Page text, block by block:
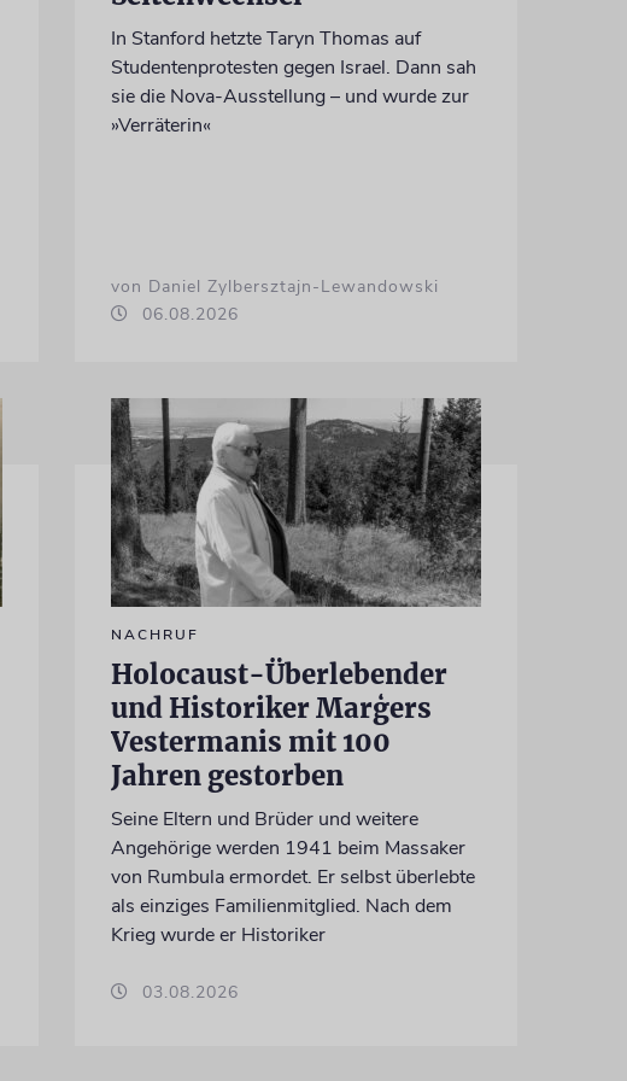
In Stanford hetzte Taryn Thomas auf
Studentenprotesten gegen Israel. Dann sah
sie die Nova-Ausstellung – und wurde zur
»Verräterin«
von Daniel Zylbersztajn-Lewandowski
06.08.2026
NACHRUF
Holocaust-Überlebender
und Historiker Marģers
Vestermanis mit 100
Jahren gestorben
Seine Eltern und Brüder und weitere
Angehörige werden 1941 beim Massaker
von Rumbula ermordet. Er selbst überlebte
als einziges Familienmitglied. Nach dem
Krieg wurde er Historiker
03.08.2026